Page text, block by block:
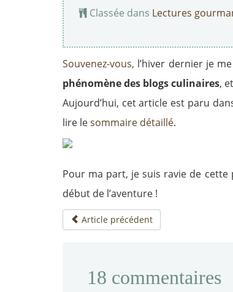
Classée dans Lectures
Souvenez-vous, l’hiver dernier je
phénomène des blogs culinaires,
Aujourd’hui, cet article est paru
lire lesommaire détaillé.
Pour ma part, je suis ravie de cette
début de l’aventure !
Article précédent
18 commentaires